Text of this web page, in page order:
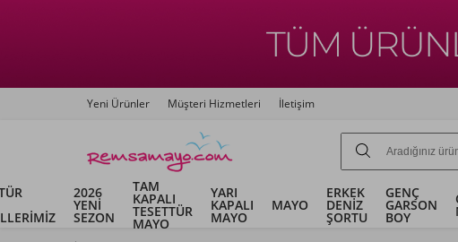
Yeni Ürünler Müşteri Hizmetleri İletişim
2026
YENİ
SEZON
TAM
KAPALI
TESETTÜR
MAYO
YARI
KAPALI
MAYO
MAYO
ERKEK
DENİZ
ŞORTU
GENÇ
GARSON
BOY